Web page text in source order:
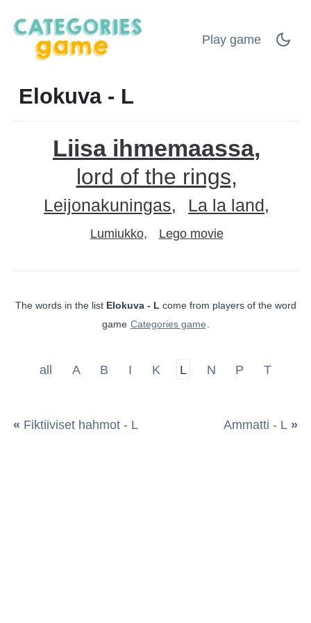
Play game
Elokuva - L
Liisa ihmemaassa
lord of the rings
Leijonakuningas La la land
Lumiukko Lego movie
The words in the list Elokuva - L come from players of the word
game Categories game
all A B I K L N P T
« Fiktiiviset hahmot - L Ammatti - L »